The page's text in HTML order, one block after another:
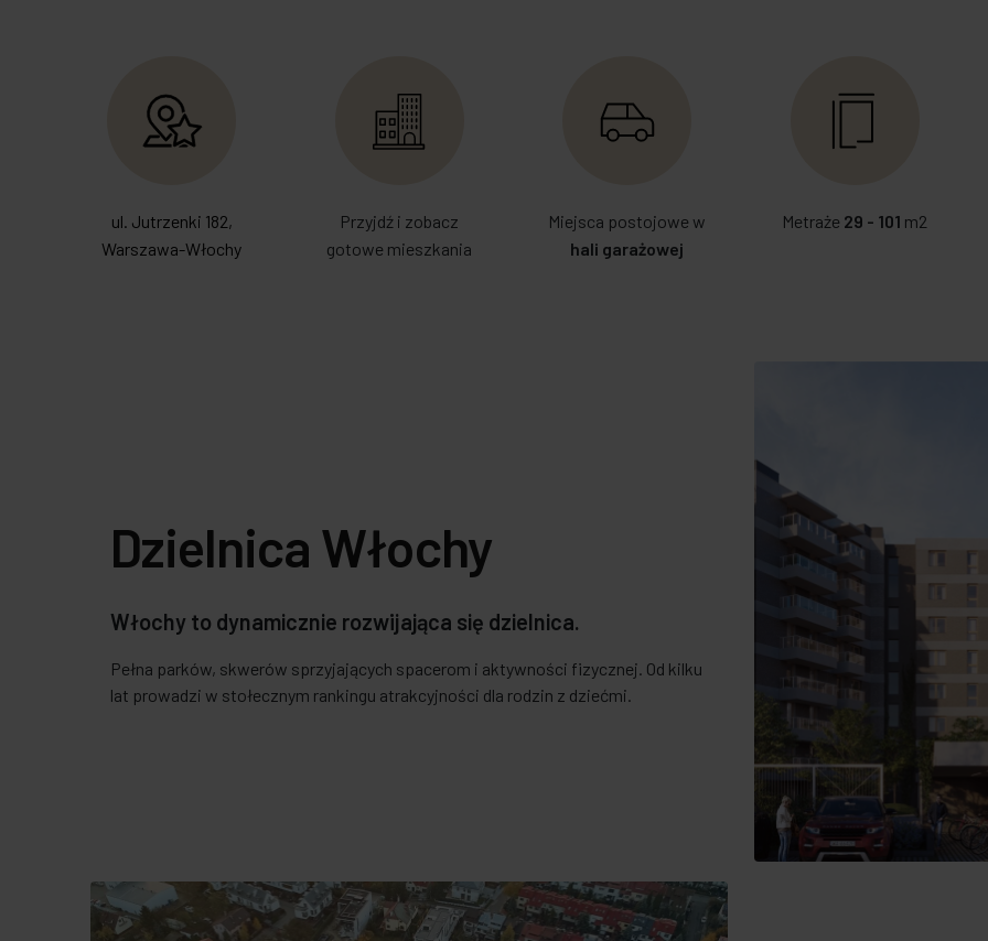
ul. Jutrzenki 182,
Warszawa-Włochy
Przyjdź i zobacz
gotowe mieszkania
Miejsca postojowe w
hali garażowej
Metraże 29 - 101 m2
Dzielnica Włochy
Włochy to dynamicznie rozwijająca się dzielnica.
Pełna parków, skwerów sprzyjających spacerom i aktywności fizycznej. Od kilku
lat prowadzi w stołecznym rankingu atrakcyjności dla rodzin z dziećmi.